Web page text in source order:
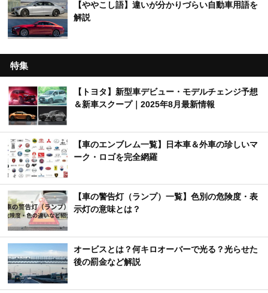
【ややこし語】違いが分かりづらい自動車用語を
解説
特集
【トヨタ】新型車デビュー・モデルチェンジ予想
＆新車スクープ｜2025年8月最新情報
【車のエンブレム一覧】日本車＆外車の珍しいマ
ーク・ロゴを完全網羅
【車の警告灯（ランプ）一覧】色別の危険度・表
示灯の意味とは？
オービスとは？何キロオーバーで光る？光らせた
後の罰金など解説